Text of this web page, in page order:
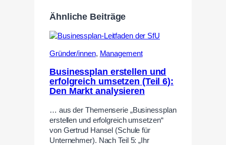
Ähnliche Beiträge
Gründer/innen, Management
Businessplan erstellen und
erfolgreich umsetzen (Teil 6):
Den Markt analysieren
… aus der Themenserie „Businessplan
erstellen und erfolgreich umsetzen“
von Gertrud Hansel (Schule für
Unternehmer). Nach Teil 5: „Ihr